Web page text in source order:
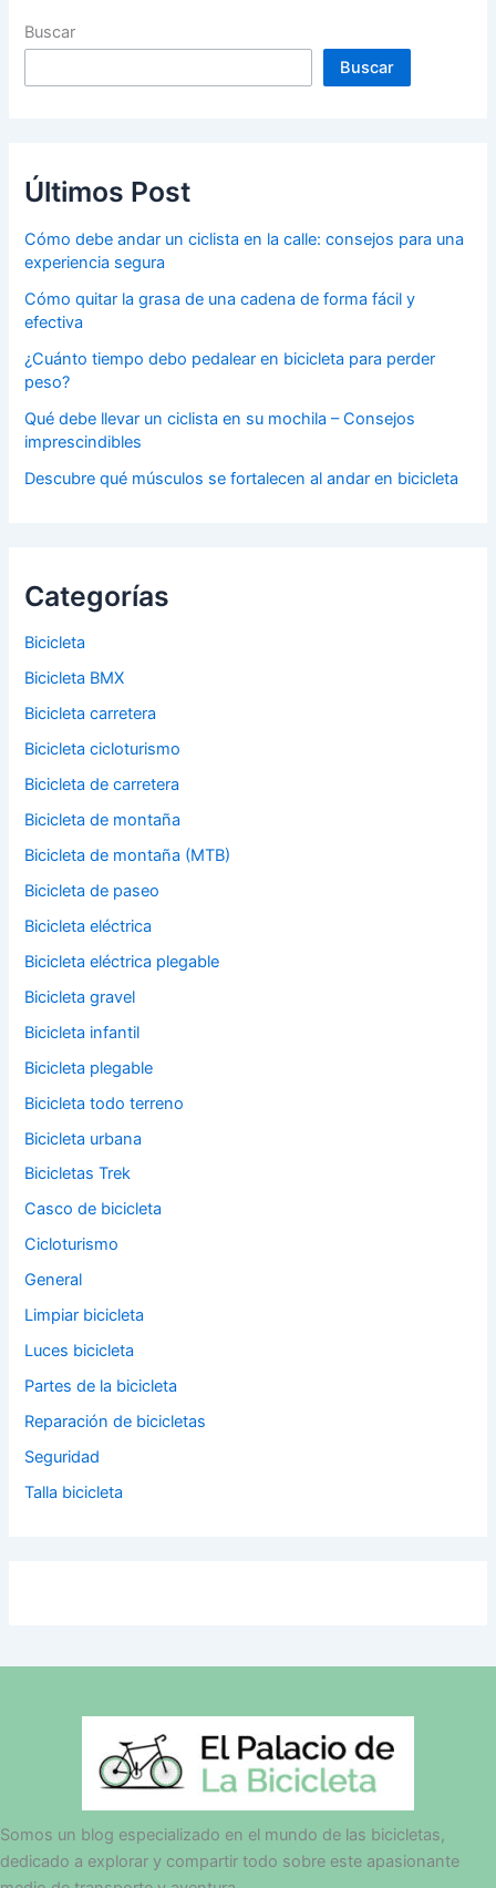
Buscar
Buscar
Últimos Post
Cómo debe andar un ciclista en la calle: consejos para una
experiencia segura
Cómo quitar la grasa de una cadena de forma fácil y
efectiva
¿Cuánto tiempo debo pedalear en bicicleta para perder
peso?
Qué debe llevar un ciclista en su mochila – Consejos
imprescindibles
Descubre qué músculos se fortalecen al andar en bicicleta
Categorías
Bicicleta
Bicicleta BMX
Bicicleta carretera
Bicicleta cicloturismo
Bicicleta de carretera
Bicicleta de montaña
Bicicleta de montaña (MTB)
Bicicleta de paseo
Bicicleta eléctrica
Bicicleta eléctrica plegable
Bicicleta gravel
Bicicleta infantil
Bicicleta plegable
Bicicleta todo terreno
Bicicleta urbana
Bicicletas Trek
Casco de bicicleta
Cicloturismo
General
Limpiar bicicleta
Luces bicicleta
Partes de la bicicleta
Reparación de bicicletas
Seguridad
Talla bicicleta
Somos un blog especializado en el mundo de las bicicletas,
dedicado a explorar y compartir todo sobre este apasionante